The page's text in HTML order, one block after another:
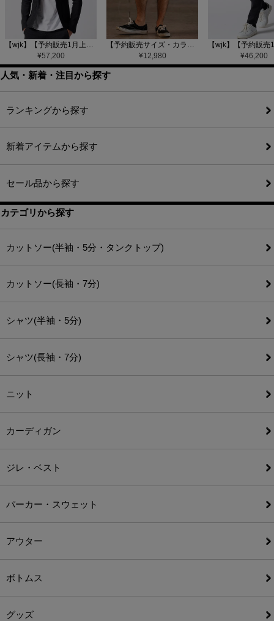
【wjk】【予約販売1月上旬～中旬入荷】function knit jacket(jacquard check) ニットジャケット(207 mw08j)
¥57,200
【予約販売サイズ・カラーにより納期異なる】【CAMBIO(カンビオ)】Gobelin Short Pants ショートパンツ(CAM25SS-002)
¥12,980 ¥46,200
人気・新着・注目から探す
ランキングから探す
新着アイテムから探す
セール品から探す
カテゴリから探す
カットソー(半袖・5分・タンクトップ)
カットソー(長袖・7分)
シャツ(半袖・5分)
シャツ(長袖・7分)
ニット
カーディガン
ジレ・ベスト
パーカー・スウェット
アウター
ボトムス
グッズ